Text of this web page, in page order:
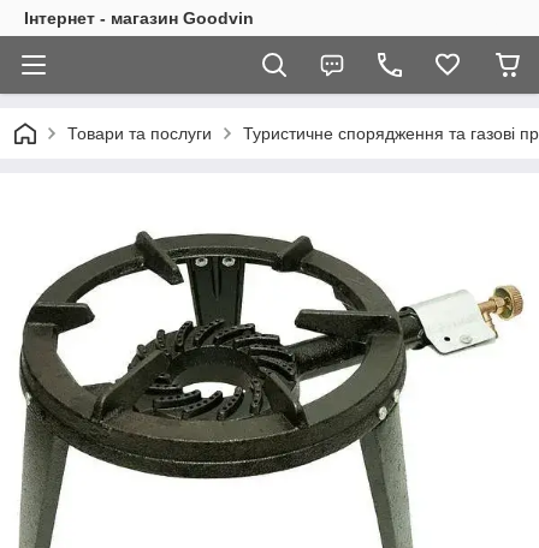
Інтернет - магазин Goodvin
Товари та послуги Туристичне спорядження та газові